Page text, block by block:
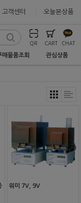
고객센터 오늘본상품
QR CART CHAT
매물품조회 관심상품
워미 7V, 9V